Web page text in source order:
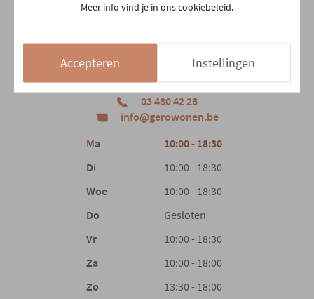
Stof
Schuim
Rechte poot
Aarschotsesteenweg 151
2500 Lier
03 480 42 26
info@gerowonen.be
Ma
10:00 - 18:30
Di
10:00 - 18:30
Woe
10:00 - 18:30
Do
Gesloten
Vr
10:00 - 18:30
Za
10:00 - 18:00
Zo
13:30 - 18:00
Meer info vind je in ons cookiebeleid.
Accepteren Instellingen